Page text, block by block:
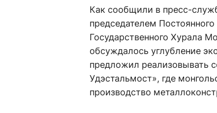
Как сообщили в пресс-
председателем
Государственного Хурала
обсуждалось углубление
предложил реализовывать
Удэстальмост», где
производство